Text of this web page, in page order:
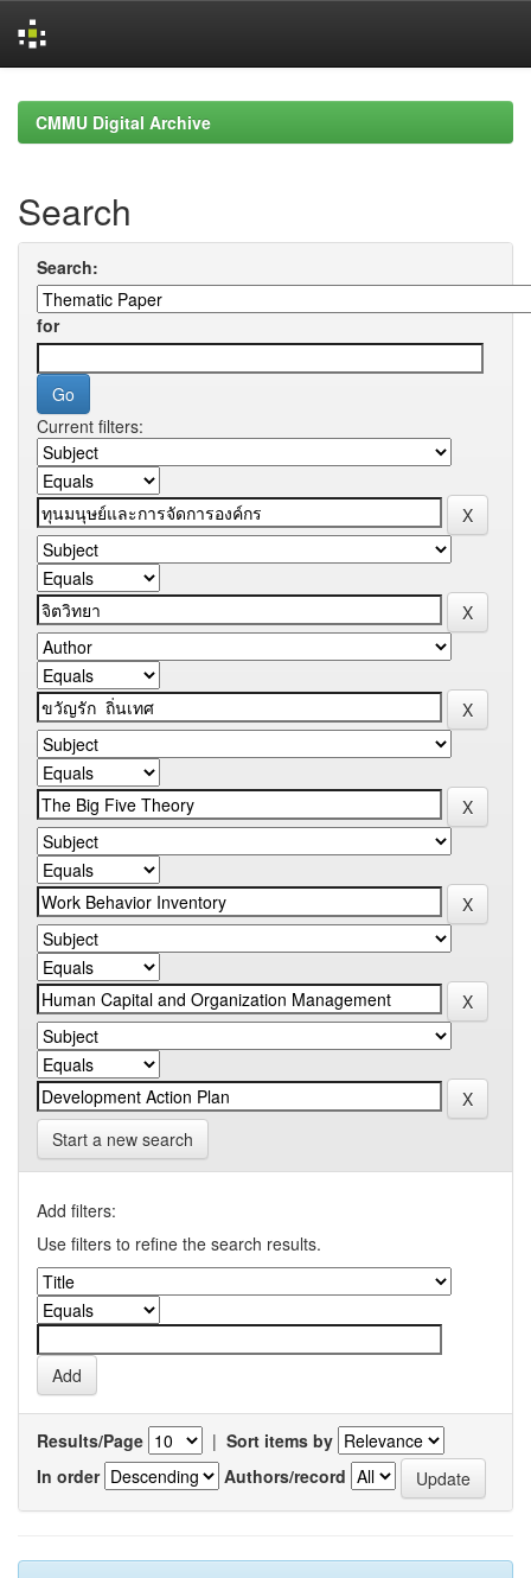
navigationCMMU Digital Archive
Search
Search:
for
Current filters:
Start a new search
Add filters:
Use filters to refine the search results.
Results/Page | Sort items by
In order
Authors/record